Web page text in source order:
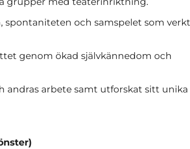
och samspelet som
genom ökad självkännedom och
andras arbete samt utforskat sitt unika